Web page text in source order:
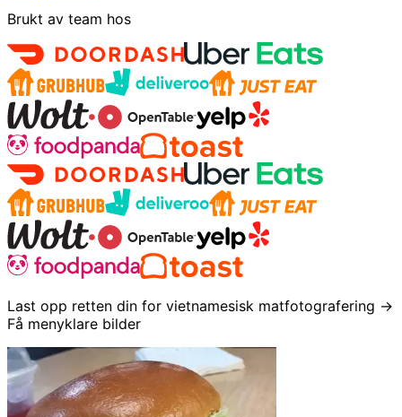
Brukt av team hos
Last opp retten din for vietnamesisk matfotografering →
Få menyklare bilder